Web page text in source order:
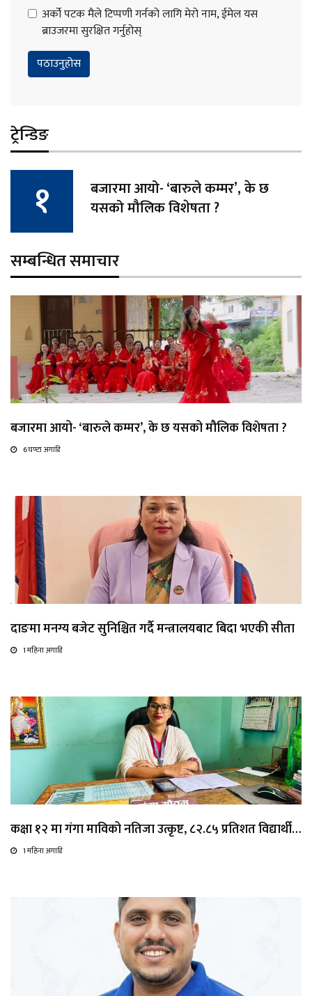
अर्को पटक मैले टिप्पणी गर्नको लागि मेरो नाम, ईमेल यस
ब्राउजरमा सुरक्षित गर्नुहोस्
ट्रेन्डिङ
बजारमा आयो- ‘बारुले कम्मर’, के छ
यसको मौलिक विशेषता ?
सम्बन्धित समाचार
बजारमा आयो- ‘बारुले कम्मर’, के छ यसको मौलिक विशेषता ?
6 घण्टा अगाडि
दाङमा मनग्य बजेट सुनिश्चित गर्दै मन्त्रालयबाट बिदा भएकी सीता
1 महिना अगाडि
कक्षा १२ मा गंगा माविको नतिजा उत्कृष्ट, ८२.८५ प्रतिशत विद्यार्थी…
1 महिना अगाडि